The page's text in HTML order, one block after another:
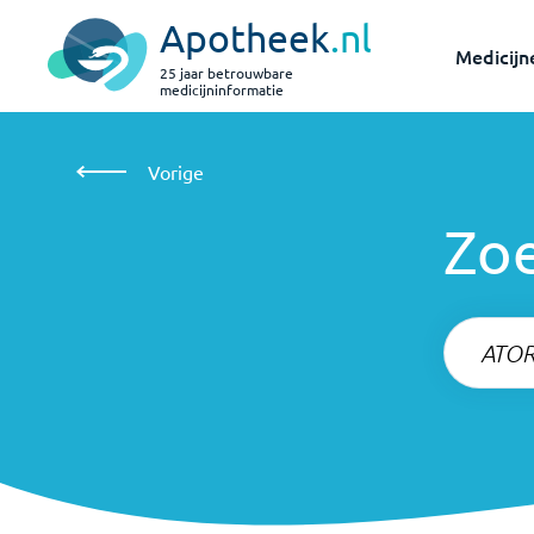
Apotheek.nl
25 jaar betrouwbare
medicijninformatie
Vorige
Zoeken Vorige